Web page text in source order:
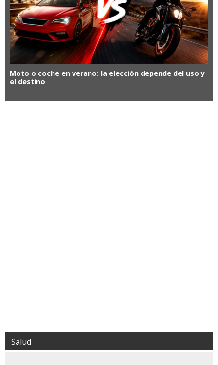
Moto o coche en verano: la elección depende del uso y
el destino
Salud